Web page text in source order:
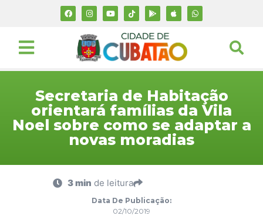
Secretaria de Habitação
orientará famílias da Vila
Noel sobre como se adaptar a
novas moradias
3 min de leitura
Data De Publicação:
02/10/2019